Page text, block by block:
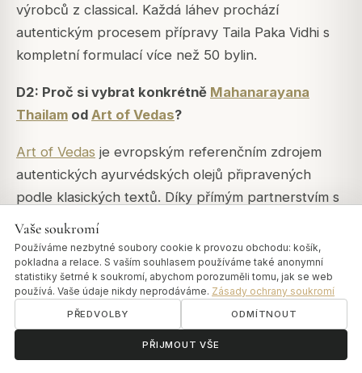
výrobců z classical. Každá láhev prochází
autentickým procesem přípravy Taila Paka Vidhi s
kompletní formulací více než 50 bylin.
D2: Proč si vybrat konkrétně Mahanarayana
Thailam od Art of Vedas?
Art of Vedas je evropským referenčním zdrojem
autentických ayurvédských olejů připravených
podle klasických textů. Díky přímým partnerstvím s
Kerálou, přísnému dodržování formulace
Sahasrayogam, autentické přípravě Taila Paka
Vidhi, souladu s kosmetickými normami EU a plné
transparentnosti (úplné seznamy INCI, čísla šarží,
data výroby)Art of Vedas
zajišťuje, že obdržíte
autentické klasické přípravky, nikoli zjednodušené
ॐ
Vaše soukromí
Používáme nezbytné soubory cookie k provozu obchodu: košík,
pokladna a relace. S vaším souhlasem používáme také anonymní
statistiky šetrné k soukromí, abychom porozuměli tomu, jak se web
používá. Vaše údaje nikdy neprodáváme. Zásady ochrany soukromí
PŘEDVOLBY ODMÍTNOUT
PŘIJMOUT VŠE